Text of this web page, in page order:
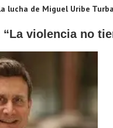
lucha de Miguel Uribe
“La violencia no